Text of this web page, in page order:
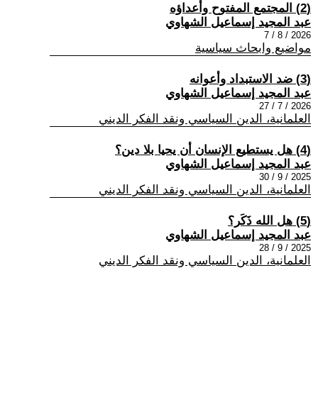
(2) المجتمع المفتوح وأعداؤه
عبد المجيد إسماعيل الشهاوي
2026 / 8 / 7
مواضيع وابحاث سياسية
(3) ضد الاستبداد وأعوانه
عبد المجيد إسماعيل الشهاوي
2026 / 7 / 27
العلمانية، الدين السياسي ونقد الفكر الديني
(4) هل يستطيع الإنسان أن يحيا بلا دين؟
عبد المجيد إسماعيل الشهاوي
2025 / 9 / 30
العلمانية، الدين السياسي ونقد الفكر الديني
(5) هل الله ذَكَر؟
عبد المجيد إسماعيل الشهاوي
2025 / 9 / 28
العلمانية، الدين السياسي ونقد الفكر الديني